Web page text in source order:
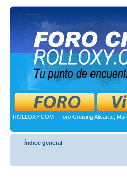
ROLLOXY.COM - Foro Cruising Alicante,
Índice general